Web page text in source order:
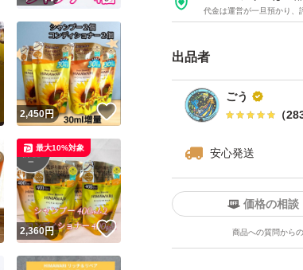
代金は運営が一旦預かり、
出品者
ごう
（
安心発送
価格の相談
商品への質問から
いいね！
2,450円
いいね！
2,360円
最大10%対象